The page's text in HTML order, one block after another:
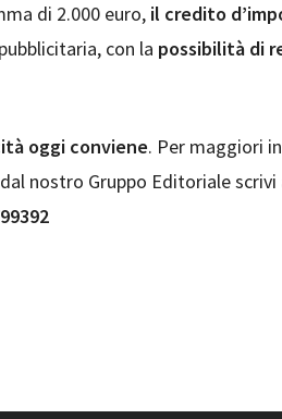
di 2.000 euro, il credito
con la possibilità di
oggi conviene. Per maggiori
nostro Gruppo Editoriale scrivi